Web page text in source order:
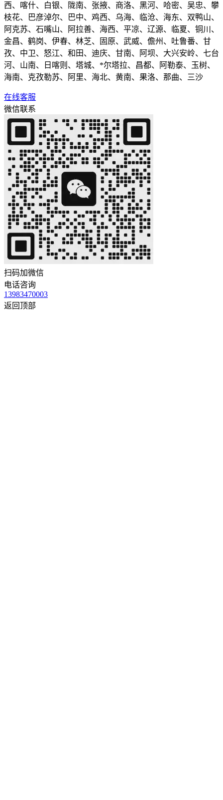
西、喀什、白银、陇南、张掖、商洛、黑河、哈密、吴忠、攀
枝花、巴彦淖尔、巴中、鸡西、乌海、临沧、海东、双鸭山、
阿克苏、石嘴山、阿拉善、海西、平凉、辽源、临夏、铜川、
金昌、鹤岗、伊春、林芝、固原、武威、儋州、吐鲁番、甘
孜、中卫、怒江、和田、迪庆、甘南、阿坝、大兴安岭、七台
河、山南、日喀则、塔城、*尔塔拉、昌都、阿勒泰、玉树、
海南、克孜勒苏、阿里、海北、黄南、果洛、那曲、三沙
在线客服
微信联系
扫码加微信
电话咨询
13983470003
返回顶部